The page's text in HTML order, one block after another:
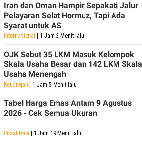
Iran dan Oman Hampir Sepakati Jalur
Pelayaran Selat Hormuz, Tapi Ada
Syarat untuk AS
Internasional | 1 Jam 2 Menit lalu
OJK Sebut 35 LKM Masuk Kelompok
Skala Usaha Besar dan 142 LKM Skala
Usaha Menengah
Keuangan | 1 Jam 5 Menit lalu
Tabel Harga Emas Antam 9 Agustus
2026 - Cek Semua Ukuran
Pusat Data | 1 Jam 19 Menit lalu